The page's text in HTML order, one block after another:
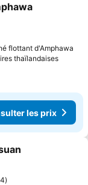
favoris
flottant d'Amphawa
thaïlandaises
les prix
favoris